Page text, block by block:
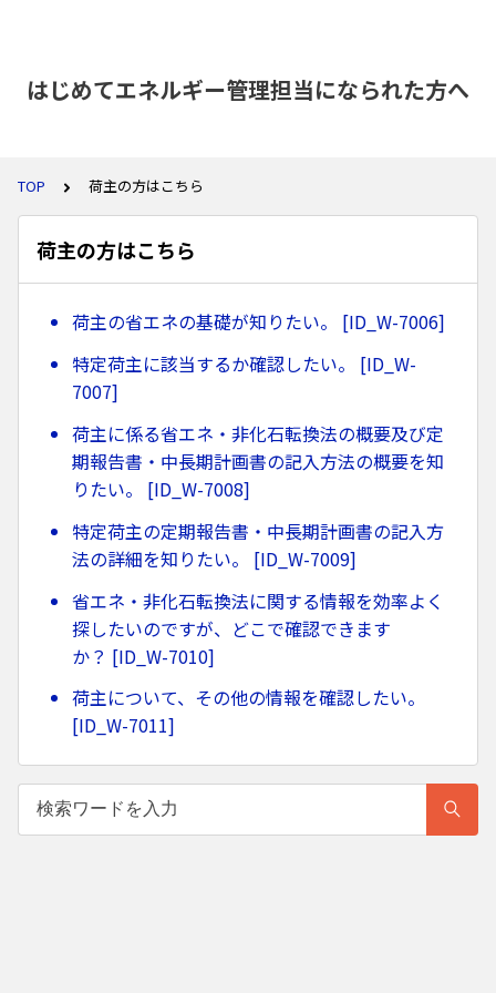
はじめてエネルギー管理担当になられた方へ
TOP 荷主の方はこちら
荷主の方はこちら
荷主の省エネの基礎が知りたい。 [ID_W-7006]
特定荷主に該当するか確認したい。 [ID_W-
7007]
荷主に係る省エネ・非化石転換法の概要及び定
期報告書・中長期計画書の記入方法の概要を知
りたい。 [ID_W-7008]
特定荷主の定期報告書・中長期計画書の記入方
法の詳細を知りたい。 [ID_W-7009]
省エネ・非化石転換法に関する情報を効率よく
探したいのですが、どこで確認できます
か？ [ID_W-7010]
荷主について、その他の情報を確認したい。
[ID_W-7011]